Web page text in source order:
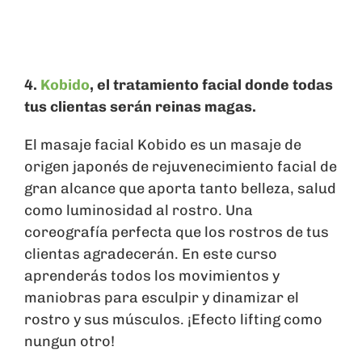
4. Kobido, el tratamiento facial donde todas
tus clientas serán reinas magas.
El masaje facial Kobido es un masaje de
origen japonés de rejuvenecimiento facial de
gran alcance que aporta tanto belleza, salud
como luminosidad al rostro. Una
coreografía perfecta que los rostros de tus
clientas agradecerán. En este curso
aprenderás todos los movimientos y
maniobras para esculpir y dinamizar el
rostro y sus músculos. ¡Efecto lifting como
nungun otro!